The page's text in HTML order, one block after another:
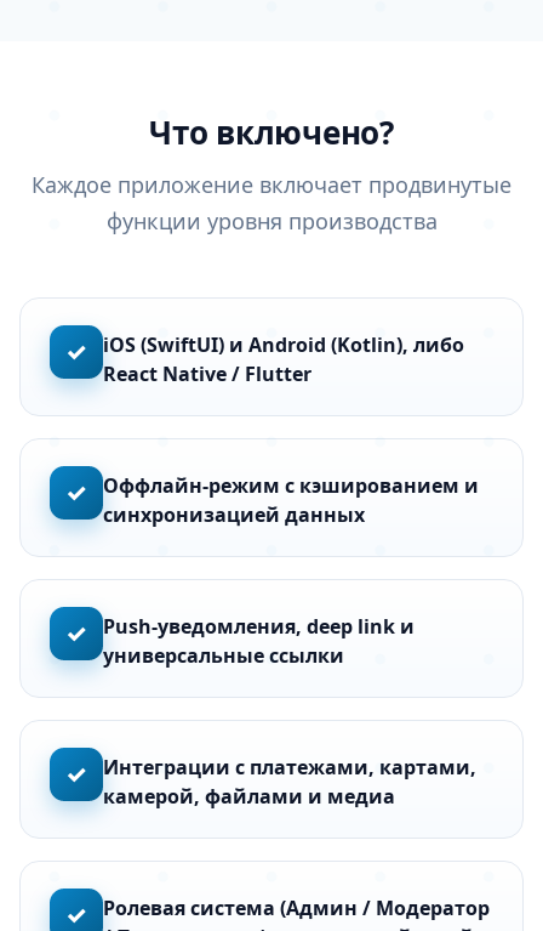
Что включено?
Каждое приложение включает продвинутые
функции уровня производства
✓
iOS (SwiftUI) и Android (Kotlin), либо
React Native / Flutter
✓
Оффлайн-режим с кэшированием и
синхронизацией данных
✓
Push-уведомления, deep link и
универсальные ссылки
✓
Интеграции с платежами, картами,
камерой, файлами и медиа
✓
Ролевая система (Админ / Модератор